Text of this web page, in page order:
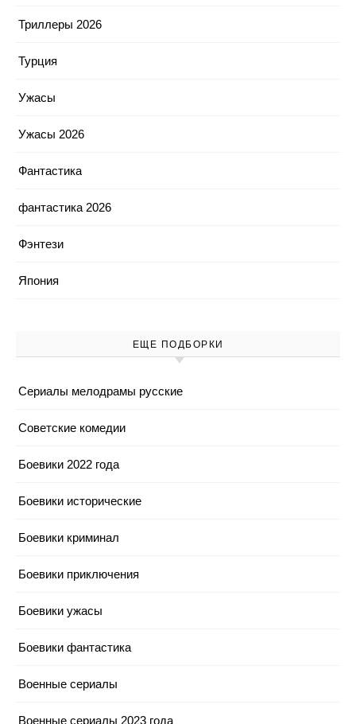
Триллеры 2026
Турция
Ужасы
Ужасы 2026
Фантастика
фантастика 2026
Фэнтези
Япония
ЕЩЕ ПОДБОРКИ
Cериалы мелодрамы русские
Cоветские комедии
Боевики 2022 года
Боевики исторические
Боевики криминал
Боевики приключения
Боевики ужасы
Боевики фантастика
Военные сериалы
Военные сериалы 2023 года